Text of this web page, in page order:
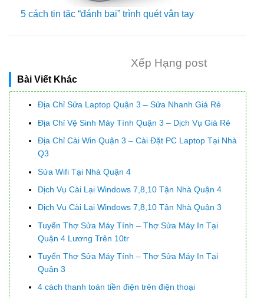
5 cách tin tặc “đánh bại” trình quét vân tay
Xếp Hạng post
Bài Viết Khác
Địa Chỉ Sửa Laptop Quận 3 – Sửa Nhanh Giá Rẻ
Địa Chỉ Vệ Sinh Máy Tính Quận 3 – Dịch Vụ Giá Rẻ
Địa Chỉ Cài Win Quận 3 – Cài Đặt PC Laptop Tại Nhà
Q3
Sửa Wifi Tại Nhà Quận 4
Dịch Vụ Cài Lại Windows 7,8,10 Tận Nhà Quận 4
Dịch Vụ Cài Lại Windows 7,8,10 Tận Nhà Quận 3
Tuyển Thợ Sửa Máy Tính – Thợ Sửa Máy In Tại
Quận 4 Lương Trên 10tr
Tuyển Thợ Sửa Máy Tính – Thợ Sửa Máy In Tại
Quận 3
4 cách thanh toán tiền điện trên điện thoại